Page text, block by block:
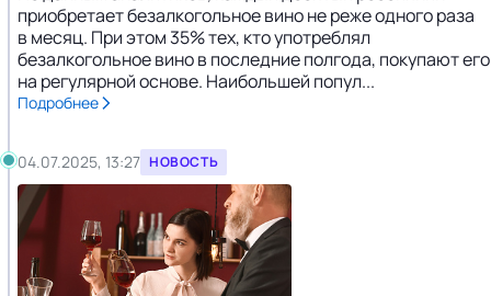
приобретает безалкогольное вино не реже одного раза
в месяц. При этом 35% тех, кто употреблял
безалкогольное вино в последние полгода, покупают его
на регулярной основе. Наибольшей попул...
Подробнее
04.07.2025, 13:27 НОВОСТЬ